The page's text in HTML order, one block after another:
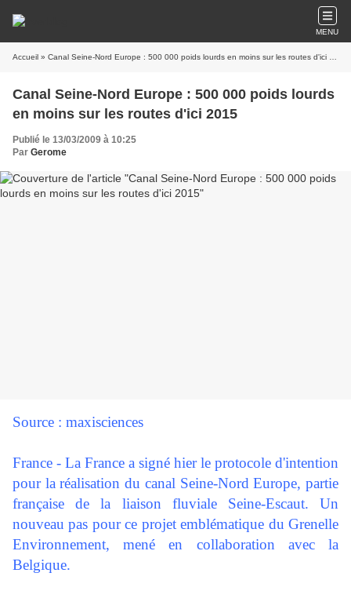
MENU
Accueil » Canal Seine-Nord Europe : 500 000 poids lourds en moins sur les routes d'ici 2015
Canal Seine-Nord Europe : 500 000 poids lourds
en moins sur les routes d'ici 2015
Publié le 13/03/2009 à 10:25
Par Gerome
Source : maxisciences
France - La France a signé hier le protocole d'intention
pour la réalisation du canal Seine-Nord Europe, partie
française de la liaison fluviale Seine-Escaut. Un
nouveau pas pour ce projet emblématique du Grenelle
Environnement, mené en collaboration avec la
Belgique.